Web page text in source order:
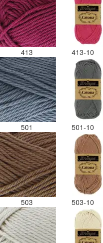
413 413-10
501 501-10
503 503-10